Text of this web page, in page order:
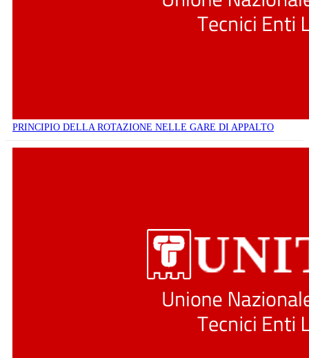
PRINCIPIO DELLA ROTAZIONE NELLE GARE DI APPALTO